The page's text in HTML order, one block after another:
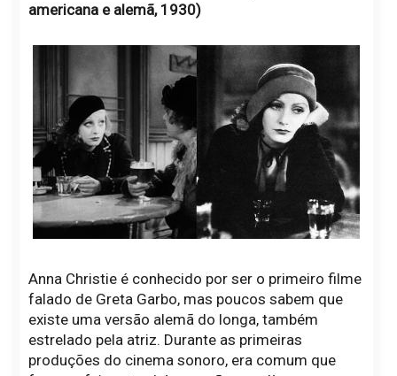
americana e alemã, 1930)
Anna Christie é conhecido por ser o primeiro filme
falado de Greta Garbo, mas poucos sabem que
existe uma versão alemã do longa, também
estrelado pela atriz. Durante as primeiras
produções do cinema sonoro, era comum que